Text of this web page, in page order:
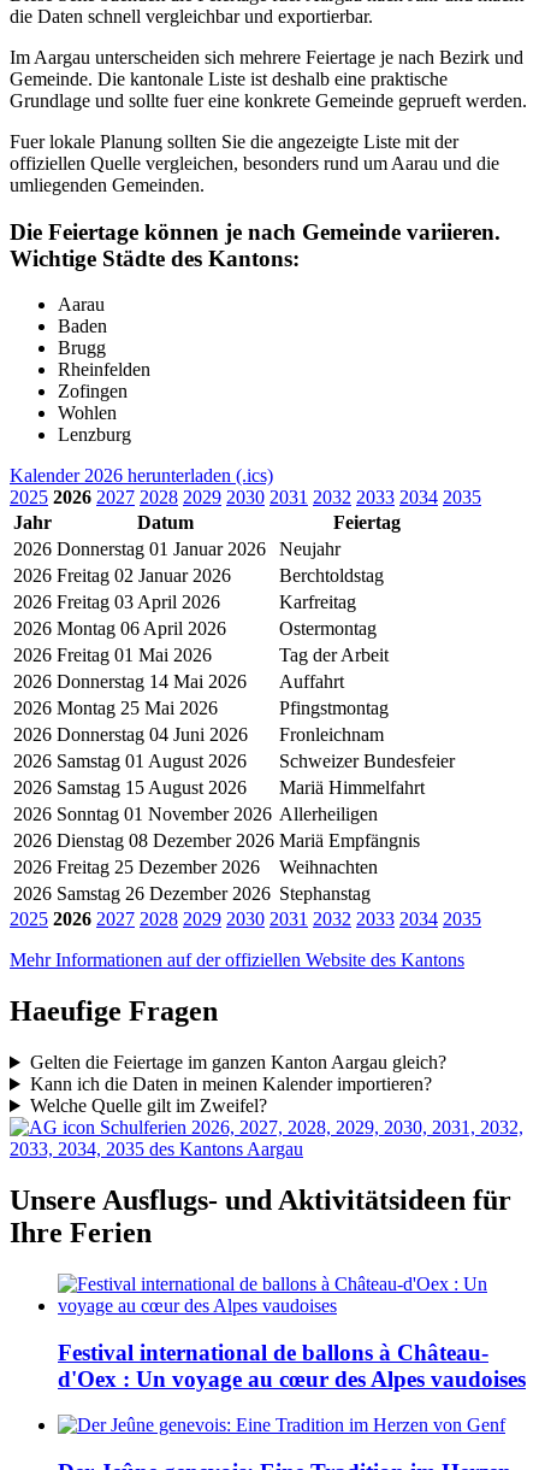
die Daten schnell vergleichbar und exportierbar.
Im Aargau unterscheiden sich mehrere Feiertage je nach Bezirk und
Gemeinde. Die kantonale Liste ist deshalb eine praktische
Grundlage und sollte fuer eine konkrete Gemeinde geprueft werden.
Fuer lokale Planung sollten Sie die angezeigte Liste mit der
offiziellen Quelle vergleichen, besonders rund um Aarau und die
umliegenden Gemeinden.
Die Feiertage können je nach Gemeinde variieren.
Wichtige Städte des Kantons:
Aarau
Baden
Brugg
Rheinfelden
Zofingen
Wohlen
Lenzburg
Kalender 2026 herunterladen (.ics)
2025 2026 2027 2028 2029 2030 2031 2032 2033 2034 2035
Jahr
Datum
Feiertag
2026 Donnerstag 01 Januar 2026
Neujahr
2026 Freitag 02 Januar 2026
Berchtoldstag
2026 Freitag 03 April 2026
Karfreitag
2026 Montag 06 April 2026
Ostermontag
2026 Freitag 01 Mai 2026
Tag der Arbeit
2026 Donnerstag 14 Mai 2026
Auffahrt
2026 Montag 25 Mai 2026
Pfingstmontag
2026 Donnerstag 04 Juni 2026
Fronleichnam
2026 Samstag 01 August 2026
Schweizer Bundesfeier
2026 Samstag 15 August 2026
Mariä Himmelfahrt
2026 Sonntag 01 November 2026 Allerheiligen
2026 Dienstag 08 Dezember 2026 Mariä Empfängnis
2026 Freitag 25 Dezember 2026
Weihnachten
2026 Samstag 26 Dezember 2026 Stephanstag
2025 2026 2027 2028 2029 2030 2031 2032 2033 2034 2035
Mehr Informationen auf der offiziellen Website des Kantons
Haeufige Fragen
Gelten die Feiertage im ganzen Kanton Aargau gleich?
Kann ich die Daten in meinen Kalender importieren?
Welche Quelle gilt im Zweifel?
Schulferien 2026, 2027, 2028, 2029, 2030, 2031, 2032,
2033, 2034, 2035 des Kantons Aargau
Unsere Ausflugs- und Aktivitätsideen für
Ihre Ferien
Festival international de ballons à Château-
d'Oex : Un voyage au cœur des Alpes vaudoises